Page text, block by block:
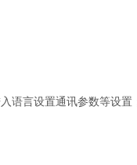
语言设置通讯参数等设置